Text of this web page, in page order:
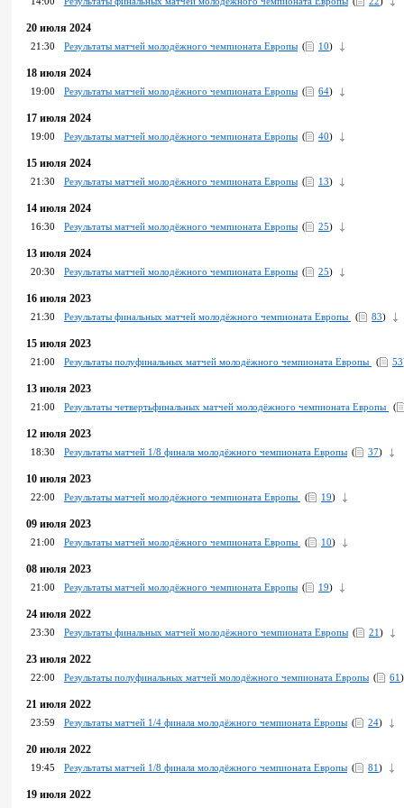
20 июля 2024
21:30 Результаты матчей молодёжного чемпионата Европы ( 10)
18 июля 2024
19:00 Результаты матчей молодёжного чемпионата Европы ( 64)
17 июля 2024
19:00 Результаты матчей молодёжного чемпионата Европы ( 40)
15 июля 2024
21:30 Результаты матчей молодёжного чемпионата Европы ( 13)
14 июля 2024
16:30 Pезультаты матчей молодёжного чемпионата Европы ( 25)
13 июля 2024
20:30 Результаты матчей молодёжного чемпионата Европы ( 25)
16 июля 2023
21:30 Результаты финальных матчей молодёжного чемпионата Европы ( 83)
15 июля 2023
21:00 Результаты полуфинальных матчей молодёжного чемпионата Европы ( 53
13 июля 2023
21:00 Результаты четвертьфинальных матчей молодёжного чемпионата Европы (
12 июля 2023
18:30 Результаты матчей 1/8 финала молодёжного чемпионата Европы ( 37)
10 июля 2023
22:00 Результаты матчей молодёжного чемпионата Европы ( 19)
09 июля 2023
21:00 Результаты матчей молодёжного чемпионата Европы ( 10)
08 июля 2023
21:00 Результаты матчей молодёжного чемпионата Европы ( 19)
24 июля 2022
23:30 Результаты финальных матчей молодёжного чемпионата Европы ( 21)
23 июля 2022
22:00 Результаты полуфинальных матчей молодёжного чемпионата Европы ( 61)
21 июля 2022
23:59 Результаты матчей 1/4 финала молодёжного чемпионата Европы ( 24)
20 июля 2022
19:45 Результаты матчей 1/8 финала молодёжного чемпионата Европы ( 81)
19 июля 2022